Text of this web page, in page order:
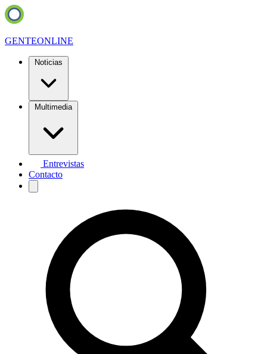
GENTEONLINE
Noticias
Multimedia
Entrevistas
Contacto